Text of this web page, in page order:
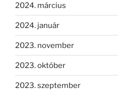
2024. március
2024. január
2023. november
2023. október
2023. szeptember